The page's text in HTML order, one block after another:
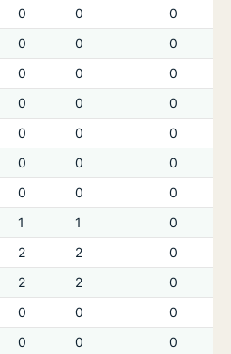
0 0
0
0 0
0
0 0
0
0 0
0
0 0
0
0 0
0
0 0
0
1 1
0
2 2
0
2 2
0
0 0
0
0 0
0